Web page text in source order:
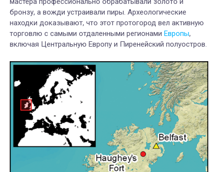
бронзу, а вожди устраивали пиры. Археологические
находки доказывают, что этот протогород вел активную
торговлю с самыми отдаленными регионами Европы,
включая Центральную Европу и Пиренейский полуостров.